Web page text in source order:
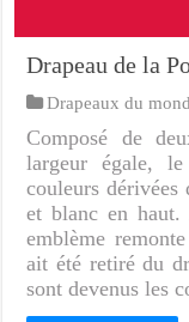
Drapeau de la
Drapeaux du
Composé de
largeur égale,
couleurs dérivées
et blanc en
emblème
ait été retiré du
sont devenus les